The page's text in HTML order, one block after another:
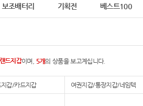
보조배터리 기획전 베스트100
드지갑이며, 5개의 상품을 보고계십니다.
갑/카드지갑 여권지갑/통장지갑/네임텍